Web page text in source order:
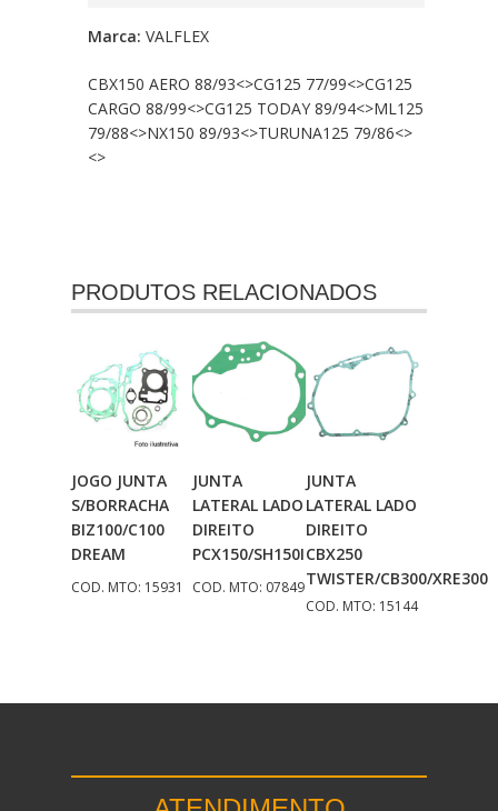
Marca: VALFLEX
CBX150 AERO 88/93<>CG125 77/99<>CG125
CARGO 88/99<>CG125 TODAY 89/94<>ML125
79/88<>NX150 89/93<>TURUNA125 79/86<>
<>
PRODUTOS RELACIONADOS
Adicionar
Ao Carrinho
JOGO JUNTA
S/BORRACHA
BIZ100/C100
DREAM
COD. MTO: 15931
Adicionar
Ao Carrinho
JUNTA
LATERAL LADO
DIREITO
PCX150/SH150I
COD. MTO: 07849
Adicionar
Ao Carrinho
JUNTA
LATERAL LADO
DIREITO
CBX250
TWISTER/CB300/XRE300
COD. MTO: 15144